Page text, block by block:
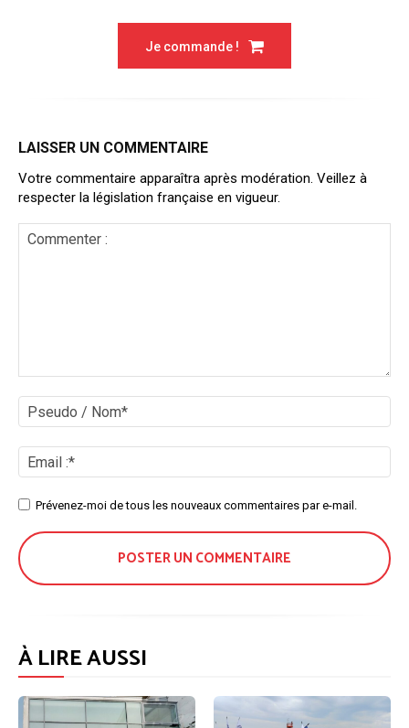
Je commande !
LAISSER UN COMMENTAIRE
Votre commentaire apparaîtra après modération. Veillez à
respecter la législation française en vigueur.
/
:*
SitePrévenez-moi de tous les nouveaux commentaires par e-mail.
À LIRE AUSSI